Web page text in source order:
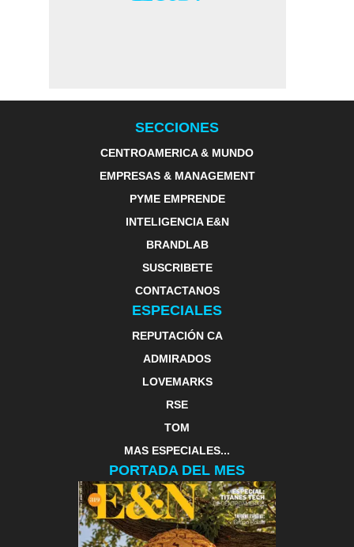
SECCIONES
CENTROAMERICA & MUNDO
EMPRESAS & MANAGEMENT
PYME EMPRENDE
INTELIGENCIA E&N
BRANDLAB
SUSCRIBETE
CONTACTANOS
ESPECIALES
REPUTACIÓN CA
ADMIRADOS
LOVEMARKS
RSE
TOM
MAS ESPECIALES...
PORTADA DEL MES